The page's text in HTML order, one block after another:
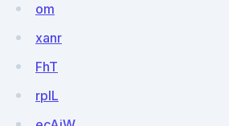
om
xanr
FhT
rplL